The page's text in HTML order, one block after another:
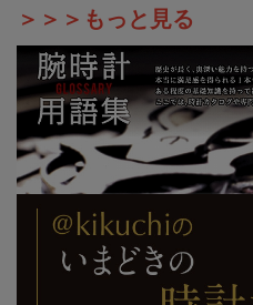
＞＞＞もっと見る